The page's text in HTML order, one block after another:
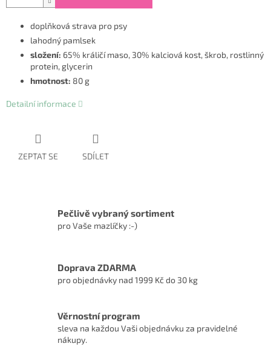
doplňková strava pro psy
lahodný pamlsek
složení: 65% králičí maso, 30% kalciová kost, škrob, rostlinný
protein, glycerin
hmotnost: 80 g
Detailní informace
ZEPTAT SE SDÍLET
Pečlivě vybraný sortiment
pro Vaše mazlíčky :-)
Doprava ZDARMA
pro objednávky nad 1999 Kč do 30 kg
Věrnostní program
sleva na každou Vaši objednávku za pravidelné
nákupy.